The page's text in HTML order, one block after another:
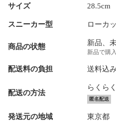
サイズ 28.5cm
スニーカー型 ローカ
商品の状態 新品、
新品で購
配送料の負担 送料込
配送の方法
らくら
匿名配送
発送元の地域 東京都